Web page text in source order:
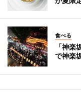
食べる
「神
で神楽